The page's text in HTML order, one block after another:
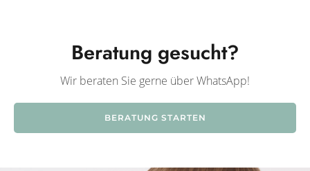
Beratung gesucht?
Wir beraten Sie gerne über WhatsApp!
BERATUNG STARTEN